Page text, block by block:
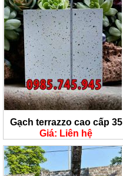
Gạch terrazzo cao cấp 35
Giá: Liên hệ